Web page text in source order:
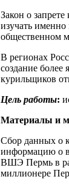
Закон о
изучать именно
общественном
В регионах
создание более
курильщиков
Цель работы:
Материалы и
Сбор данных о
информацию о
ВШЭ Пермь в
миллионере